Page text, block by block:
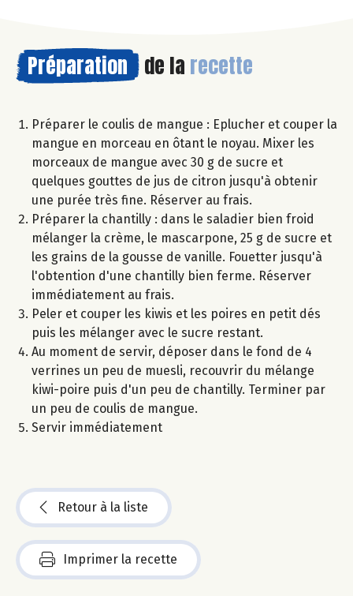
Préparation de la recette
Préparer le coulis de mangue : Eplucher et couper la
mangue en morceau en ôtant le noyau. Mixer les
morceaux de mangue avec 30 g de sucre et
quelques gouttes de jus de citron jusqu'à obtenir
une purée très fine. Réserver au frais.
Préparer la chantilly : dans le saladier bien froid
mélanger la crème, le mascarpone, 25 g de sucre et
les grains de la gousse de vanille. Fouetter jusqu'à
l'obtention d'une chantilly bien ferme. Réserver
immédiatement au frais.
Peler et couper les kiwis et les poires en petit dés
puis les mélanger avec le sucre restant.
Au moment de servir, déposer dans le fond de 4
verrines un peu de muesli, recouvrir du mélange
kiwi-poire puis d'un peu de chantilly. Terminer par
un peu de coulis de mangue.
Servir immédiatement
Retour à la liste
Imprimer la recette